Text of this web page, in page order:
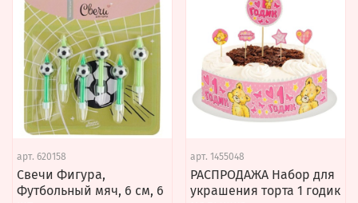
арт. 620158
Свечи Фигура,
Футбольный мяч, 6 см, 6
арт. 1455048
РАСПРОДАЖА Набор для
украшения торта 1 годик